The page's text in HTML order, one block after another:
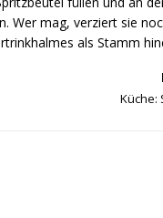
Wer mag, verziert sie
als Stamm
Küche: